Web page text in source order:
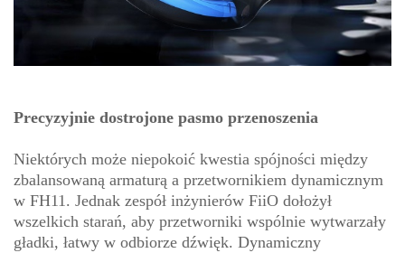
Precyzyjnie dostrojone pasmo przenoszenia
Niektórych może niepokoić kwestia spójności między
zbalansowaną armaturą a przetwornikiem dynamicznym
w FH11. Jednak zespół inżynierów FiiO dołożył
wszelkich starań, aby przetworniki wspólnie wytwarzały
gładki, łatwy w odbiorze dźwięk. Dynamiczny